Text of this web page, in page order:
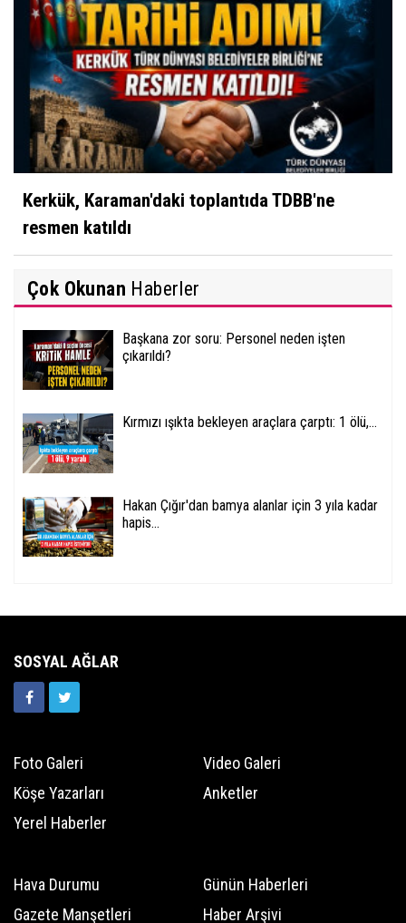
Kerkük, Karaman'daki toplantıda TDBB'ne
resmen katıldı
Çok Okunan Haberler
Başkana zor soru: Personel neden işten
çıkarıldı?
Kırmızı ışıkta bekleyen araçlara çarptı: 1 ölü,...
Hakan Çığır'dan bamya alanlar için 3 yıla kadar
hapis...
SOSYAL AĞLAR
Foto Galeri
Video Galeri
Köşe Yazarları
Anketler
Yerel Haberler
Hava Durumu
Günün Haberleri
Gazete Manşetleri
Haber Arşivi